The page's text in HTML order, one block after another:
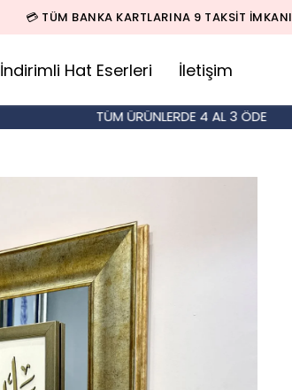
💳 TÜM BANKA KARTLARINA 9 TAKSİT İMKANI
İndirimli Hat Eserleri İletişim
TÜM ÜRÜNLERDE 4 AL 3 ÖDE